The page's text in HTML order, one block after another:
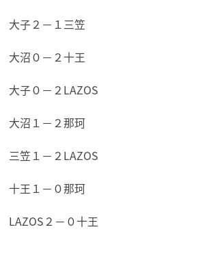
大子２－１三笠
大沼０－２十王
大子０－２LAZOS
大沼１－２那珂
三笠１－２LAZOS
十王１－０那珂
LAZOS２－０十王